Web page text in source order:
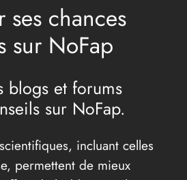
ses chances
sur NoFap
blogs et forums
sur NoFap.
incluant celles
permettent de mieux